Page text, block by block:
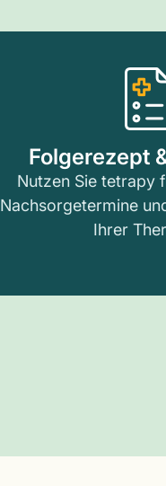
Folgerezept
Nutzen Sie tetrapy
Nachsorgetermine
Ihrer